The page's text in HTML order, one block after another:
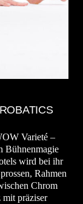
Varieté –
Bühnenmagie
wird bei ihr
Rahmen
Chrom
mit präziser